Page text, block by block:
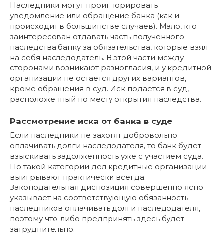
Наследники могут проигнорировать
уведомление или обращение банка (как и
происходит в большинстве случаев). Мало, кто
заинтересован отдавать часть полученного
наследства банку за обязательства, которые взял
на себя наследодатель. В этой части между
сторонами возникают разногласия, и у кредитной
организации не остается других вариантов,
кроме обращения в суд. Иск подается в суд,
расположенный по месту открытия наследства.
Рассмотрение иска от банка в суде
Если наследники не захотят добровольно
оплачивать долги наследодателя, то банк будет
взыскивать задолженность уже с участием суда.
По такой категории дел кредитные организации
выигрывают практически всегда.
Законодательная диспозиция совершенно ясно
указывает на соответствующую обязанность
наследников оплачивать долги наследодателя,
поэтому что-либо предпринять здесь будет
затруднительно.